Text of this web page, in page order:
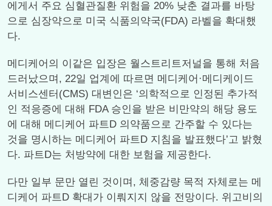
에게서 주요 심혈관질환 위험을 20% 낮춘 결과를 바탕
으로 심장약으로 미국 식품의약국(FDA) 라벨을 확대했
다.
메디케어의 이같은 입장은 월스트리트저널을 통해 처음
드러났으며, 22일 업계에 따르면 메디케어·메디케이드
서비스센터(CMS) 대변인은 ‘의학적으로 인정된 추가적
인 적응증에 대해 FDA 승인을 받은 비만약의 해당 용도
에 대해 메디케어 파트D 의약품으로 간주할 수 있다는
것을 명시하는 메디케어 파트D 지침을 발표했다’고 밝혔
다. 파트D는 처방약에 대한 보험을 제공한다.
다만 일부 문만 열린 것이며, 체중감량 목적 자체로는 메
디케어 파트D 확대가 이뤄지지 않을 전망이다. 위고비의